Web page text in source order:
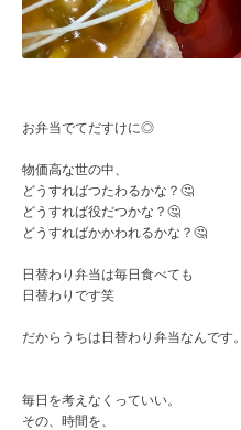
お弁当でてだすけに◎
物価高な世の中、
どうすればつたわるかな？🤔
どうすれば役だつかな？🤔
どうすればかかわれるかな？🤔
日替わり弁当は毎日食べても
日替わりです笑
だからうちは日替わり弁当なんです。
毎日を考えなくっていい。
その、時間を、